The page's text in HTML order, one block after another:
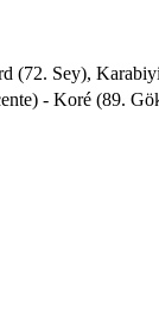
(72. Sey),
- Koré (89.